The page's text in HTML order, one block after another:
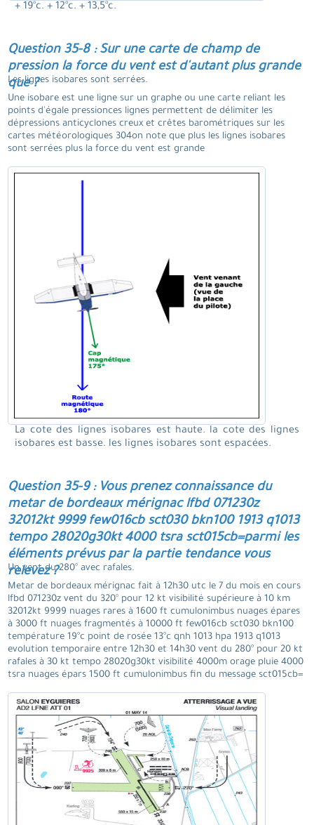
+ 19°c. + 12°c. + 13,5°c.
Question 35-8 : Sur une carte de champ de
pression la force du vent est d'autant plus grande
que ?
Les lignes isobares sont serrées.
Une isobare est une ligne sur un graphe ou une carte reliant les
points d'égale pressionces lignes permettent de délimiter les
dépressions anticyclones creux et crêtes barométriques sur les
cartes météorologiques 304on note que plus les lignes isobares
sont serrées plus la force du vent est grande
La cote des lignes isobares est haute. la cote des lignes
isobares est basse. les lignes isobares sont espacées.
Question 35-9 : Vous prenez connaissance du
metar de bordeaux mérignac lfbd 071230z
32012kt 9999 few016cb sct030 bkn100 1913 q1013
tempo 28020g30kt 4000 tsra sct015cb=parmi les
éléments prévus par la partie tendance vous
relevez ?
Un vent du 280° avec rafales.
Metar de bordeaux mérignac fait à 12h30 utc le 7 du mois en cours
lfbd 071230z vent du 320° pour 12 kt visibilité supérieure à 10 km
32012kt 9999 nuages rares à 1600 ft cumulonimbus nuages épares
à 3000 ft nuages fragmentés à 10000 ft few016cb sct030 bkn100
température 19°c point de rosée 13°c qnh 1013 hpa 1913 q1013
evolution temporaire entre 12h30 et 14h30 vent du 280° pour 20 kt
rafales à 30 kt tempo 28020g30kt visibilité 4000m orage pluie 4000
tsra nuages épars 1500 ft cumulonimbus fin du message sct015cb=